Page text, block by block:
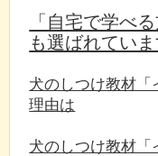
「自宅で学べ
も選ばれていま
犬のしつけ教材「
理由は
犬のしつけ教材「